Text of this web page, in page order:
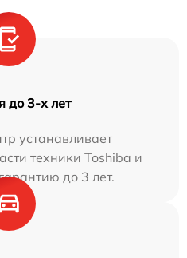
до 3-х лет
устанавливает
техники Toshiba и
до 3 лет.